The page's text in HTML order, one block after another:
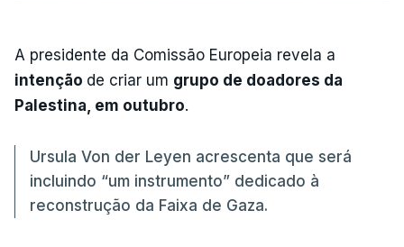
A presidente da Comissão Europeia revela a
intenção de criar um grupo de doadores da
Palestina, em outubro.
Ursula Von der Leyen acrescenta que será
incluindo “um instrumento” dedicado à
reconstrução da Faixa de Gaza.